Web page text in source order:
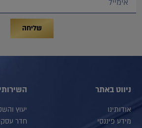
שליחה
ניווט באתר
אודותינו
מידע פיננסי
יעוץ
חדר